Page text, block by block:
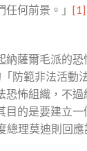
何前景。」 [1]
薩爾毛派的
防範非法活動
怖組織，不
的是要建立
理莫迪則回